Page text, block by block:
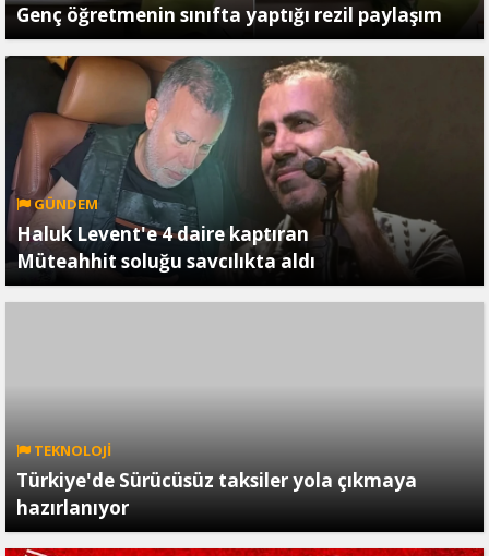
Genç öğretmenin sınıfta yaptığı rezil paylaşım
GÜNDEM
Haluk Levent'e 4 daire kaptıran
Müteahhit soluğu savcılıkta aldı
TEKNOLOJİ
Türkiye'de Sürücüsüz taksiler yola çıkmaya
hazırlanıyor